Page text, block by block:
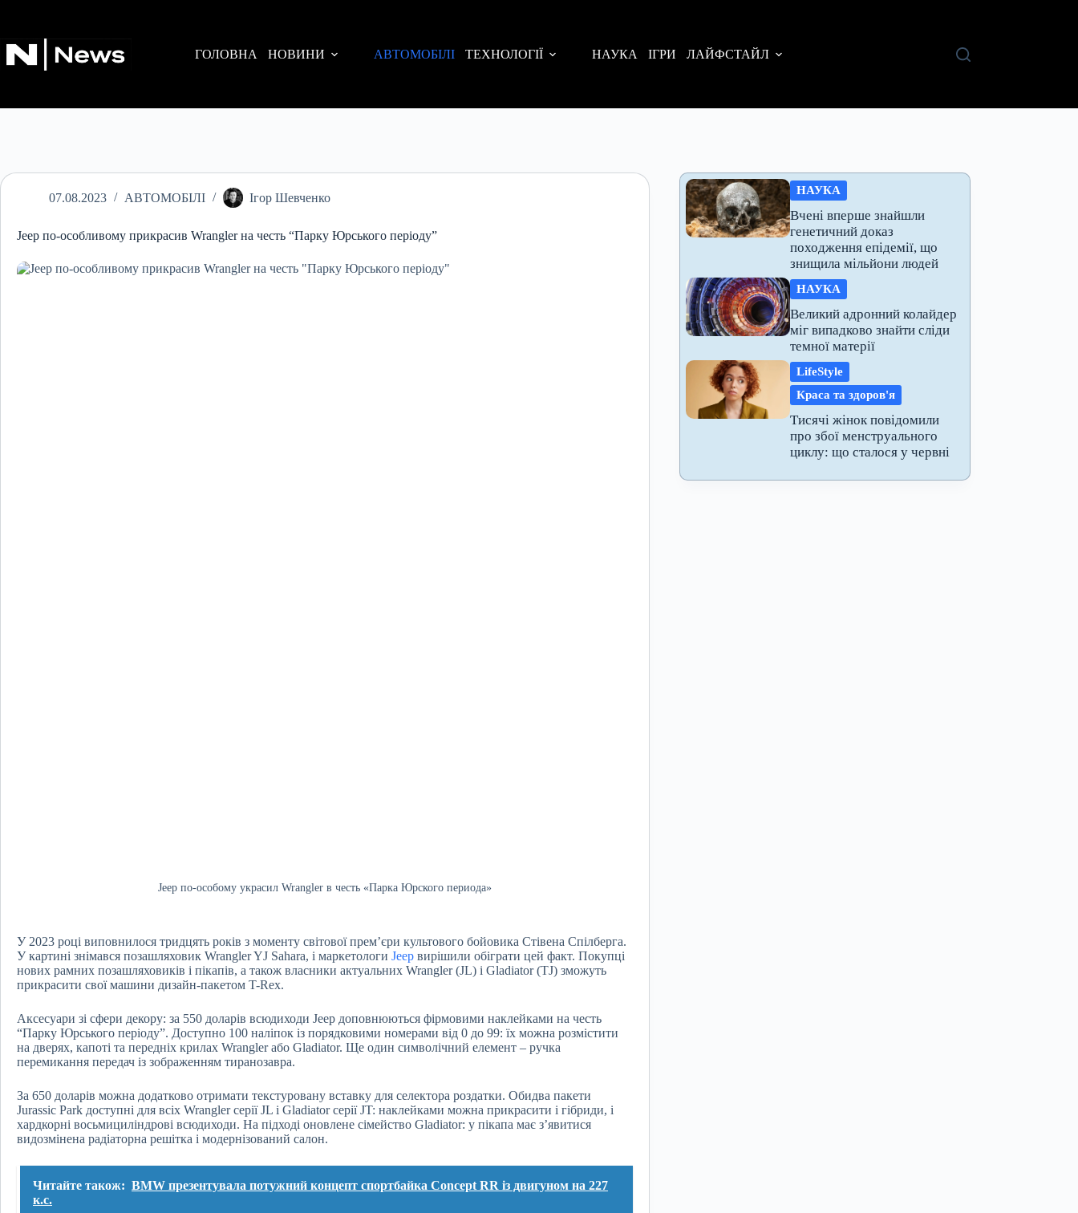
ГОЛОВНА
НОВИНИ АВТОМОБІЛІ ТЕХНОЛОГІЇ НАУКА ІГРИ ЛАЙФСТАЙЛ
07.08.2023 АВТОМОБІЛІ Ігор Шевченко
Jeep по-особливому прикрасив Wrangler на честь “Парку Юрського періоду”
Jeep по-особому украсил Wrangler в честь «Парка Юрского периода»
У 2023 році виповнилося тридцять років з моменту світової прем’єри культового бойовика Стівена Спілберга.
У картині знімався позашляховик Wrangler YJ Sahara, і маркетологи Jeep вирішили обіграти цей факт. Покупці
нових рамних позашляховиків і пікапів, а також власники актуальних Wrangler (JL) і Gladiator (TJ) зможуть
прикрасити свої машини дизайн-пакетом T-Rex.
Аксесуари зі сфери декору: за 550 доларів всюдиходи Jeep доповнюються фірмовими наклейками на честь
“Парку Юрського періоду”. Доступно 100 наліпок із порядковими номерами від 0 до 99: їх можна розмістити
на дверях, капоті та передніх крилах Wrangler або Gladiator. Ще один символічний елемент – ручка
перемикання передач із зображенням тиранозавра.
За 650 доларів можна додатково отримати текстуровану вставку для селектора роздатки. Обидва пакети
Jurassic Park доступні для всіх Wrangler серії JL і Gladiator серії JT: наклейками можна прикрасити і гібриди, і
хардкорні восьмициліндрові всюдиходи. На підході оновлене сімейство Gladiator: у пікапа має з’явитися
видозмінена радіаторна решітка і модернізований салон.
Читайте також: BMW презентувала потужний концепт спортбайка Concept RR із двигуном на 227
к.с.
НАУКА
Вчені вперше знайшли
генетичний доказ
походження епідемії, що
знищила мільйони людей
НАУКА
Великий адронний колайдер
міг випадково знайти сліди
темної матерії
LifeStyle
Краса та здоров'я
Тисячі жінок повідомили
про збої менструального
циклу: що сталося у червні